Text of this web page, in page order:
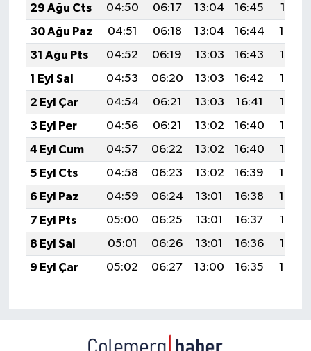
29 Ağu Cts
04:50 06:17 13:04 16:45
19:41
30 Ağu Paz
04:51 06:18 13:04 16:44
19:39
31 Ağu Pts
04:52 06:19 13:03 16:43
19:38
1 Eyl Sal
04:53 06:20 13:03 16:42
19:36
2 Eyl Çar
04:54 06:21 13:03 16:41
19:35
3 Eyl Per
04:56 06:21 13:02 16:40
19:33
4 Eyl Cum
04:57 06:22 13:02 16:40
19:32
5 Eyl Cts
04:58 06:23 13:02 16:39
19:30
6 Eyl Paz
04:59 06:24 13:01 16:38
19:29
7 Eyl Pts
05:00 06:25 13:01 16:37
19:27
8 Eyl Sal
05:01 06:26 13:01 16:36
19:26
9 Eyl Çar
05:02 06:27 13:00 16:35 19:24